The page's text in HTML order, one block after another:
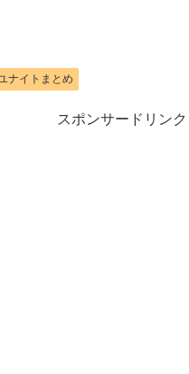
ナイトまとめ
スポンサードリンク